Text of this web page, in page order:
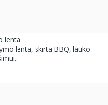
lenta
lenta, skirta BBQ, lauko